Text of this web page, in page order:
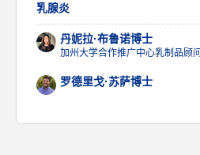
乳腺炎
丹妮拉·布鲁诺博士
加州大学合作推广中心乳制品顾问
罗德里戈·苏萨博士